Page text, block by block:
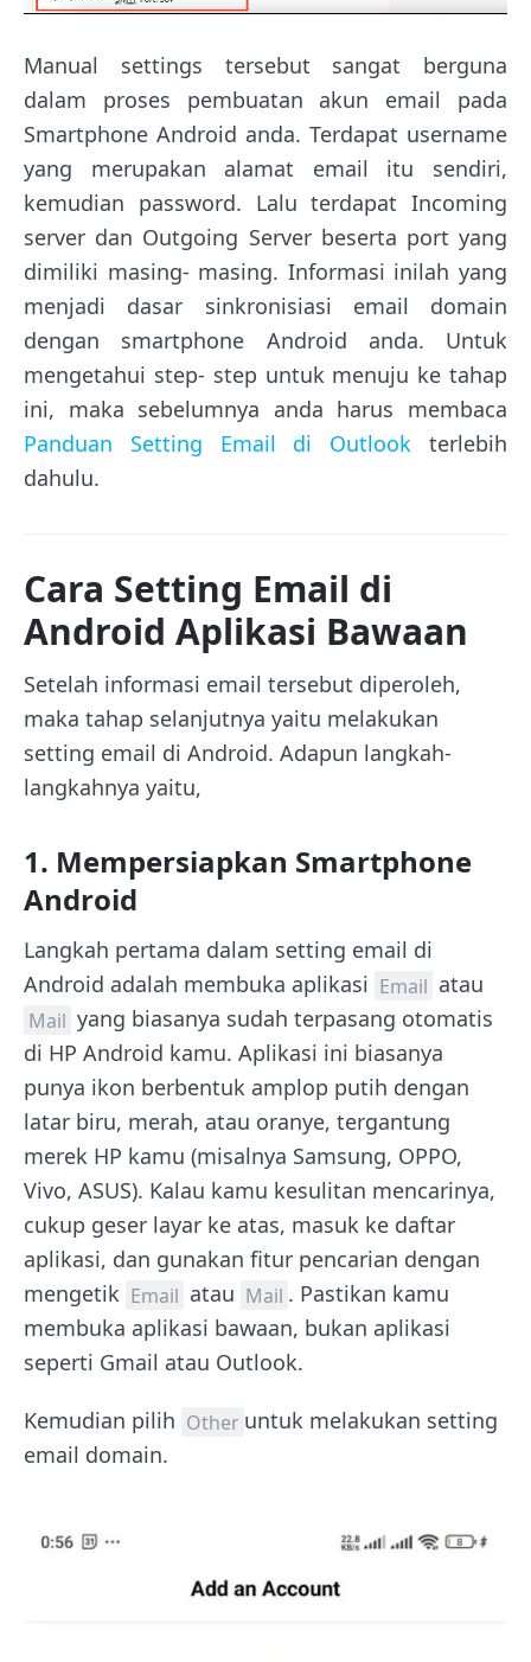
Manual settings tersebut sangat berguna
dalam proses pembuatan akun email pada
Smartphone Android anda. Terdapat username
yang merupakan alamat email itu sendiri,
kemudian password. Lalu terdapat Incoming
server dan Outgoing Server beserta port yang
dimiliki masing- masing. Informasi inilah yang
menjadi dasar sinkronisiasi email domain
dengan smartphone Android anda. Untuk
mengetahui step- step untuk menuju ke tahap
ini, maka sebelumnya anda harus membaca
Panduan Setting Email di Outlook terlebih
dahulu.
Cara Setting Email di
Android Aplikasi Bawaan
Setelah informasi email tersebut diperoleh,
maka tahap selanjutnya yaitu melakukan
setting email di Android. Adapun langkah-
langkahnya yaitu,
1. Mempersiapkan Smartphone
Android
Langkah pertama dalam setting email di
Android adalah membuka aplikasi Email atau
Mail yang biasanya sudah terpasang otomatis
di HP Android kamu. Aplikasi ini biasanya
punya ikon berbentuk amplop putih dengan
latar biru, merah, atau oranye, tergantung
merek HP kamu (misalnya Samsung, OPPO,
Vivo, ASUS). Kalau kamu kesulitan mencarinya,
cukup geser layar ke atas, masuk ke daftar
aplikasi, dan gunakan fitur pencarian dengan
mengetik Email atau Mail . Pastikan kamu
membuka aplikasi bawaan, bukan aplikasi
seperti Gmail atau Outlook.
Kemudian pilih Other untuk melakukan setting
email domain.